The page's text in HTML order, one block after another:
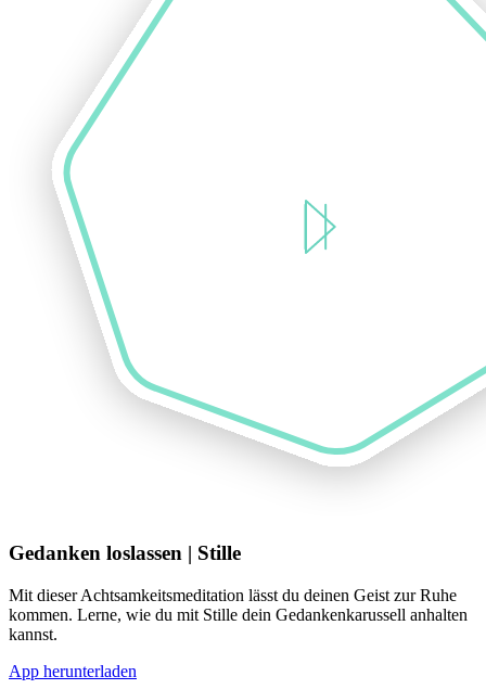
Gedanken loslassen | Stille
Mit dieser Achtsamkeitsmeditation lässt du deinen Geist zur Ruhe
kommen. Lerne, wie du mit Stille dein Gedankenkarussell anhalten
kannst.
App herunterladen